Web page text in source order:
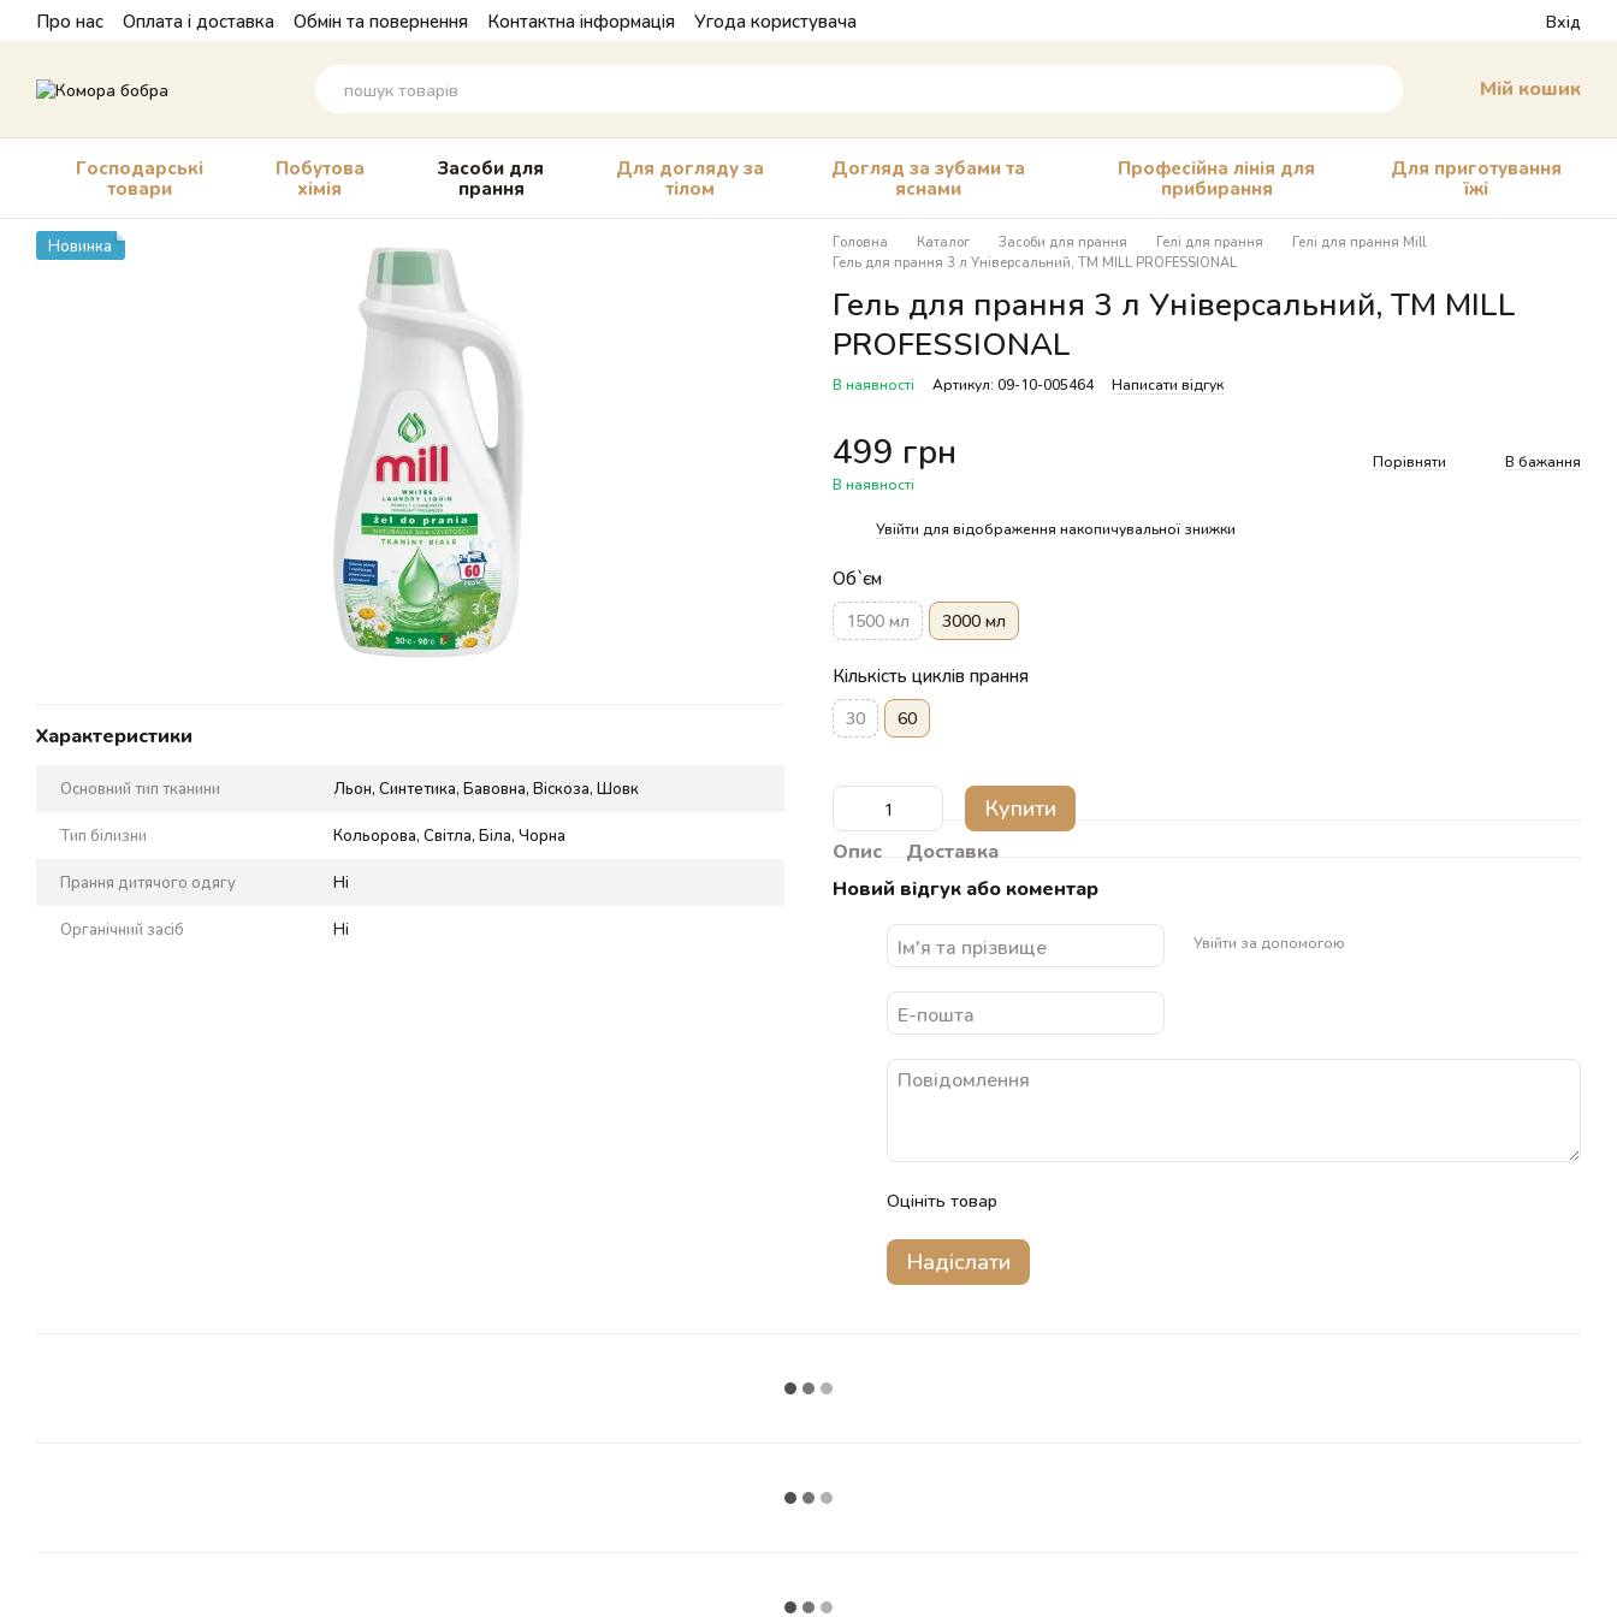
Перейти до основного контенту
Про нас Оплата і доставка Обмін та повернення Контактна інформація Угода користувача Вхід
Мій кошик
Господарські
товари
Побутова
хімія
Засоби для
прання
Для догляду за
тілом
Догляд за зубами та
яснами
Професійна лінія для
прибирання
Для приготування
їжі
Новинка
Характеристики
Основний тип тканини Льон, Синтетика, Бавовна, Віскоза, Шовк
Тип білизни Кольорова, Світла, Біла, Чорна
Прання дитячого одягу Ні
Органічний засіб Ні
Головна Каталог Засоби для прання Гелі для прання
Гелі для прання Mill
Гель для прання 3 л Універсальний, ТМ MILL PROFESSIONAL
Гель для прання 3 л Універсальний, ТМ MILL
PROFESSIONAL
В наявності Артикул: 09-10-005464 Написати відгук
499 грн
В наявності
Порівняти В бажання
Увійти для відображення накопичувальної знижки
Об`єм
1500 мл 3000 мл
Кількість циклів прання
30 60
Купити
Опис
Доставка
Новий відгук або коментар
Увійти за допомогою
Оцініть товар
Надіслати